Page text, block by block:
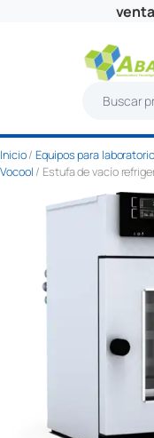
s
c
a
r
Inicio/Equipos para laboratorio
Vocool / Estufa de vacío